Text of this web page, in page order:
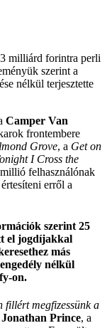
milliárd forintra perli
szerint a
nélkül terjesztette
Camper Van
frontembere
Grove, a Get on
I Cross the
felhasználónak
erről a
szerint 25
el jogdíjakkal
más
nélkül
on.
fillért megfizessünk a
Jonathan Prince, a